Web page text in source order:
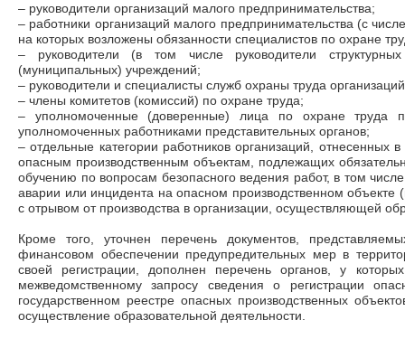
– руководители организаций малого предпринимательства;
– работники организаций малого предпринимательства (с
на которых возложены обязанности специалистов по охране
– руководители (в том числе руководители структурных
(муниципальных) учреждений;
– руководители и специалисты служб охраны труда
– члены комитетов (комиссий) по охране труда;
– уполномоченные (доверенные) лица по охране труда
уполномоченных работниками представительных органов;
– отдельные категории работников организаций, отнесенных в
опасным производственным объектам, подлежащих
обучению по вопросам безопасного ведения работ, в том
аварии или инцидента на опасном производственном объекте
с отрывом от производства в организации, осуществляющей
Кроме того, уточнен перечень документов,
финансовом обеспечении предупредительных мер в
своей регистрации, дополнен перечень органов, у
межведомственному запросу сведения о регистрации
государственном реестре опасных производственных
осуществление образовательной деятельности.